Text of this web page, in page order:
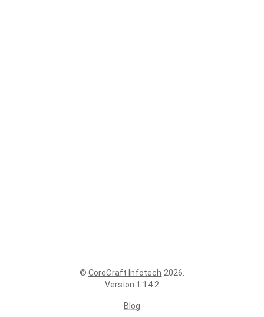
© CoreCraft Infotech 2026
Version 1.14.2
Blog